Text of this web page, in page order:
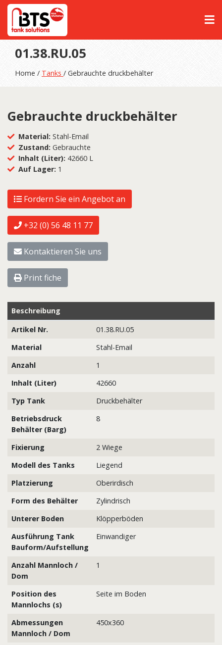
01.38.RU.05
Home / Tanks / Gebrauchte druckbehälter
Gebrauchte druckbehälter
Material: Stahl-Email
Zustand: Gebrauchte
Inhalt (Liter): 42660 L
Auf Lager: 1
Fordern Sie ein Angebot an
+32 (0) 56 48 11 77
Kontaktieren Sie uns
Print fiche
Beschreibung
Artikel Nr.
01.38.RU.05
Material
Stahl-Email
Anzahl
1
Inhalt (Liter)
42660
Typ Tank
Druckbehälter
Betriebsdruck
Behälter (Barg)
8
Fixierung
2 Wiege
Modell des Tanks
Liegend
Platzierung
Oberirdisch
Form des Behälter
Zylindrisch
Unterer Boden
Klöpperböden
Ausführung Tank
Bauform/Aufstellung
Einwandiger
Anzahl Mannloch /
Dom
1
Position des
Mannlochs (s)
Seite im Boden
Abmessungen
Mannloch / Dom
450x360